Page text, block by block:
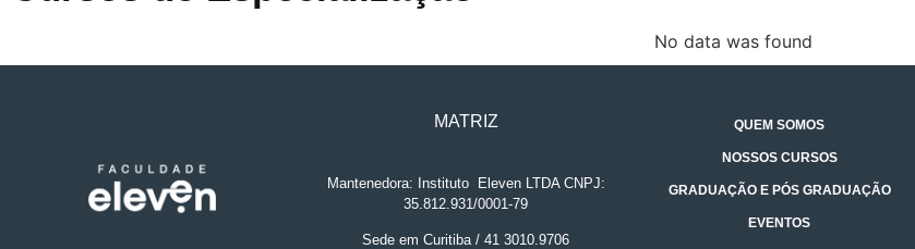
No data was found
MATRIZ
Mantenedora: Instituto.
Eleven LTDA CNPJ:
35.812.931/0001-79
Sede em Curitiba / 41 3010.9706
QUEM SOMOS
NOSSOS CURSOS
GRADUAÇÃO E PÓS GRADUAÇÃO
EVENTOS